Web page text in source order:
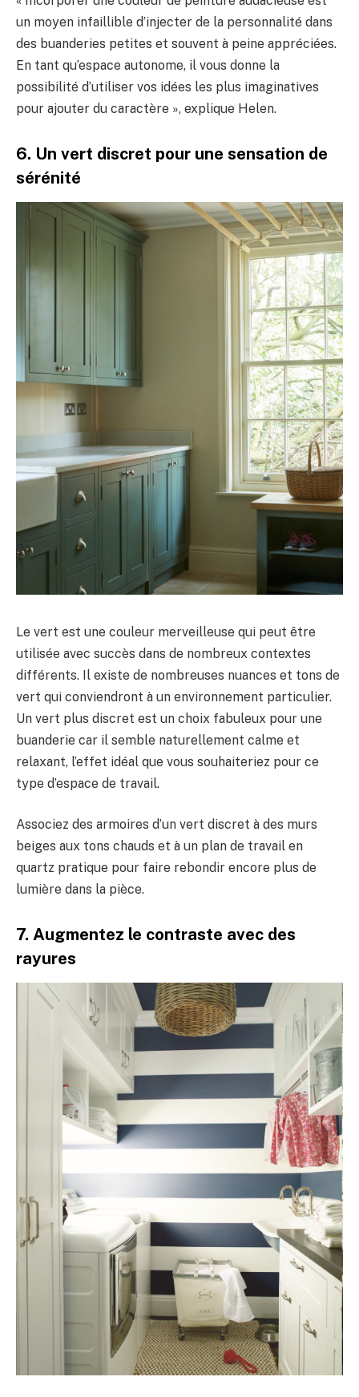
un moyen infaillible d’injecter de la personnalité dans
des buanderies petites et souvent à peine appréciées.
En tant qu’espace autonome, il vous donne la
possibilité d’utiliser vos idées les plus imaginatives
pour ajouter du caractère », explique Helen.
6. Un vert discret pour une sensation de
sérénité
Le vert est une couleur merveilleuse qui peut être
utilisée avec succès dans de nombreux contextes
différents. Il existe de nombreuses nuances et tons de
vert qui conviendront à un environnement particulier.
Un vert plus discret est un choix fabuleux pour une
buanderie car il semble naturellement calme et
relaxant, l’effet idéal que vous souhaiteriez pour ce
type d’espace de travail.
Associez des armoires d’un vert discret à des murs
beiges aux tons chauds et à un plan de travail en
quartz pratique pour faire rebondir encore plus de
lumière dans la pièce.
7. Augmentez le contraste avec des
rayures